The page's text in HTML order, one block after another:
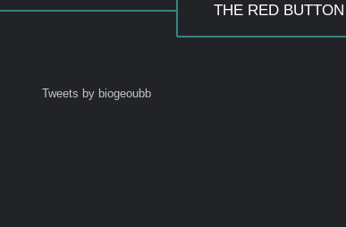
THE RED BUTTON
Tweets by biogeoubb